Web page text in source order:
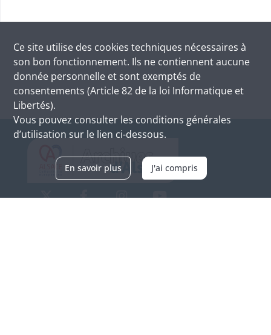
Ce site utilise des cookies techniques nécessaires à
son bon fonctionnement. Ils ne contiennent aucune
donnée personnelle et sont exemptés de
consentements (Article 82 de la loi Informatique et
Libertés).
Vous pouvez consulter les conditions générales
d’utilisation sur le lien ci-dessous.
En savoir plus J'ai compris